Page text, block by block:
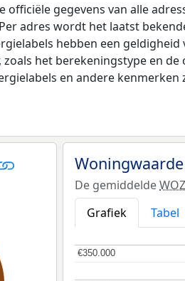
gegevens van alle
adres wordt het laatst
hebben een
het berekeningstype en
en andere
De gemiddelde
Grafiek
Tabel
€350.000
€350.000